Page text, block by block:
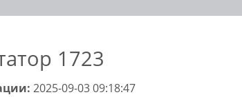
1723
2025-09-03 09:18:47